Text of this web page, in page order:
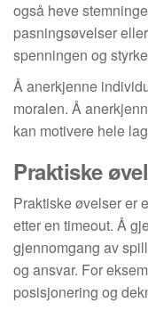
også heve
pasningsøvelser
spenningen og
Å anerkjenne
moralen. Å
kan motivere hele
Praktiske
Praktiske øvelser er
etter en timeout. Å
gjennomgang av
og ansvar. For
posisjonering og